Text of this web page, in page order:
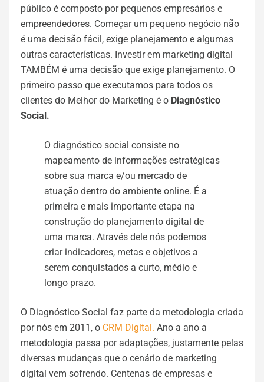
público é composto por pequenos empresários e
empreendedores. Começar um pequeno negócio não
é uma decisão fácil, exige planejamento e algumas
outras características. Investir em marketing digital
TAMBÉM é uma decisão que exige planejamento. O
primeiro passo que executamos para todos os
clientes do Melhor do Marketing é o Diagnóstico
Social.
O diagnóstico social consiste no
mapeamento de informações estratégicas
sobre sua marca e/ou mercado de
atuação dentro do ambiente online. É a
primeira e mais importante etapa na
construção do planejamento digital de
uma marca. Através dele nós podemos
criar indicadores, metas e objetivos a
serem conquistados a curto, médio e
longo prazo.
O Diagnóstico Social faz parte da metodologia criada
por nós em 2011, o CRM Digital. Ano a ano a
metodologia passa por adaptações, justamente pelas
diversas mudanças que o cenário de marketing
digital vem sofrendo. Centenas de empresas e